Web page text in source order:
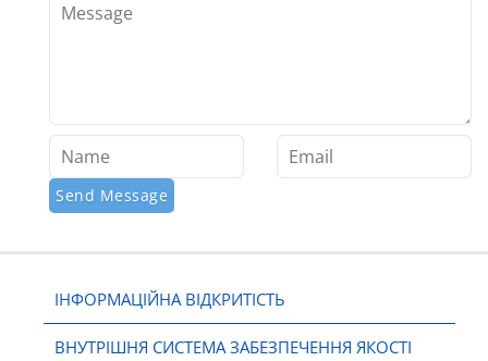
ІНФОРМАЦІЙНА ВІДКРИТІСТЬ
ВНУТРІШНЯ СИСТЕМА ЗАБЕЗПЕЧЕННЯ ЯКОСТІ